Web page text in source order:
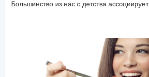
Большинство из нас с детства